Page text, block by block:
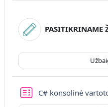
PASITIKRINAME
C# konsolinė